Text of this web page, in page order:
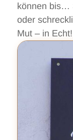
können bis…
oder
Mut – in Echt!